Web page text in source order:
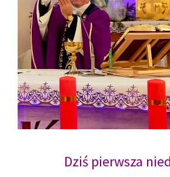
Dziś pierwsza